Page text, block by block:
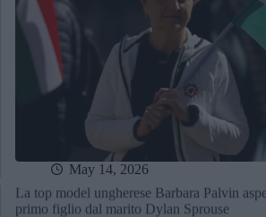
May 14, 2026
La top model ungherese Barbara Palvin
primo figlio dal marito Dylan Sprouse